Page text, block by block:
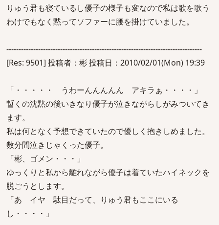
りゅう君も寝ているし優子の様子も変なので私は歌を歌う
わけでもなく黙ってソファーに腰を掛けていました。
--------------------------------------------------------------------------------
[Res: 9501] 投稿者：彬 投稿日：2010/02/01(Mon) 19:39
「・・・・・ うわーんんんんん アキラぁ・・・・」
暫くの沈黙の後いきなり優子が泣きながらしがみついてき
ます。
私は何となく予想できていたので優しく抱きしめました。
数分間泣きじゃくった優子。
「彬、ゴメン・・・」
ゆっくりと私から離れながら優子は着ていたハイネックを
脱ごうとします。
「あ イヤ 駄目だって、りゅう君もここにいる
し・・・・」